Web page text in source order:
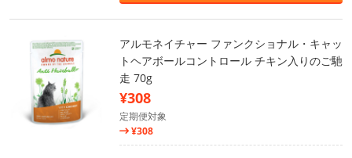
アルモネイチャー ファンクショナル・キャッ
トヘアボールコントロール チキン入りのご馳
走 70g
¥308
定期便対象
¥308